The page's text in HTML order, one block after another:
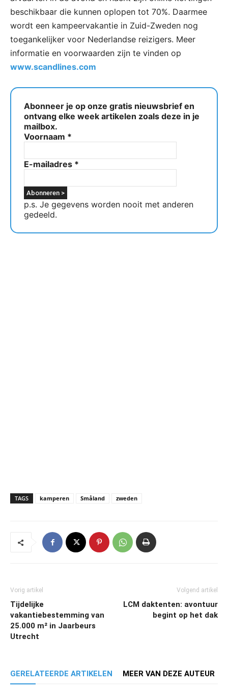
beschikbaar die kunnen oplopen tot 70%. Daarmee
wordt een kampeervakantie in Zuid-Zweden nog
toegankelijker voor Nederlandse reizigers. Meer
informatie en voorwaarden zijn te vinden op
www.scandlines.com
Abonneer je op onze gratis nieuwsbrief en
ontvang elke week artikelen zoals deze in je
mailbox.
Voornaam *
E-mailadres *
p.s. Je gegevens worden nooit met anderen
gedeeld.
TAGS kamperen Småland zweden
Vorig artikel
Tijdelijke
vakantiebestemming van
25.000 m² in Jaarbeurs
Utrecht
Volgend artikel
LCM daktenten: avontuur
begint op het dak
GERELATEERDE ARTIKELEN MEER VAN DEZE AUTEUR